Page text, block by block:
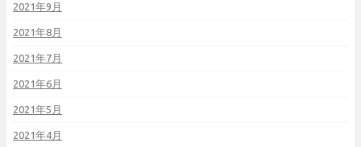
2021年9月
2021年8月
2021年7月
2021年6月
2021年5月
2021年4月